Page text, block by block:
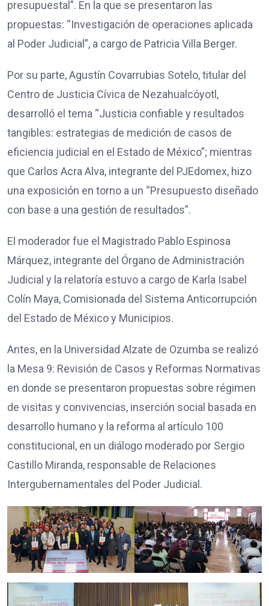
presupuestal”. En la que se presentaron las
propuestas: “Investigación de operaciones aplicada
al Poder Judicial”, a cargo de Patricia Villa Berger.
Por su parte, Agustín Covarrubias Sotelo, titular del
Centro de Justicia Cívica de Nezahualcóyotl,
desarrolló el tema “Justicia confiable y resultados
tangibles: estrategias de medición de casos de
eficiencia judicial en el Estado de México”; mientras
que Carlos Acra Alva, integrante del PJEdomex, hizo
una exposición en torno a un “Presupuesto diseñado
con base a una gestión de resultados”.
El moderador fue el Magistrado Pablo Espinosa
Márquez, integrante del Órgano de Administración
Judicial y la relatoría estuvo a cargo de Karla Isabel
Colín Maya, Comisionada del Sistema Anticorrupción
del Estado de México y Municipios.
Antes, en la Universidad Alzate de Ozumba se realizó
la Mesa 9: Revisión de Casos y Reformas Normativas
en donde se presentaron propuestas sobre régimen
de visitas y convivencias, inserción social basada en
desarrollo humano y la reforma al artículo 100
constitucional, en un diálogo moderado por Sergio
Castillo Miranda, responsable de Relaciones
Intergubernamentales del Poder Judicial.